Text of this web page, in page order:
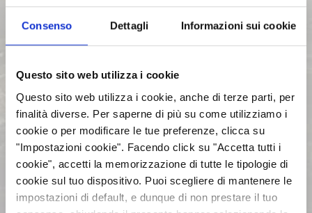
Consenso Dettagli Informazioni sui cookie
Questo sito web utilizza i cookie
Questo sito web utilizza i cookie, anche di terze parti, per
finalità diverse. Per saperne di più su come utilizziamo i
cookie o per modificare le tue preferenze, clicca su
"Impostazioni cookie". Facendo click su "Accetta tutti i
cookie", accetti la memorizzazione di tutte le tipologie di
cookie sul tuo dispositivo. Puoi scegliere di mantenere le
impostazioni di default, e dunque di non prestare il tuo
DISPONIBILE
BILANCI E RELAZIONI
INTERMEDIE
ASSEMBLEE
COMUNICATI STAMPA